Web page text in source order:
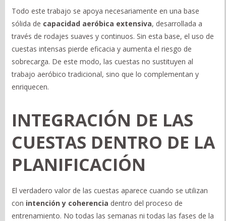
Todo este trabajo se apoya necesariamente en una base
sólida de capacidad aeróbica extensiva, desarrollada a
través de rodajes suaves y continuos. Sin esta base, el uso de
cuestas intensas pierde eficacia y aumenta el riesgo de
sobrecarga. De este modo, las cuestas no sustituyen al
trabajo aeróbico tradicional, sino que lo complementan y
enriquecen.
INTEGRACIÓN DE LAS
CUESTAS DENTRO DE LA
PLANIFICACIÓN
El verdadero valor de las cuestas aparece cuando se utilizan
con intención y coherencia dentro del proceso de
entrenamiento. No todas las semanas ni todas las fases de la